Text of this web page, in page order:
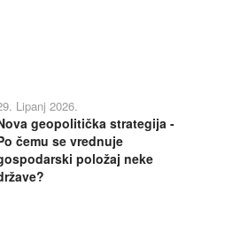
Lipanj 2026.
geopolitička strategija -
čemu se vrednuje
položaj neke